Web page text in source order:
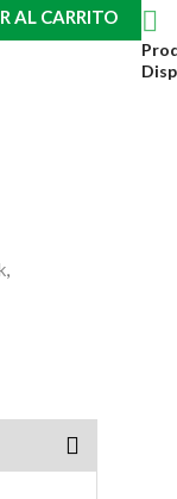
AL CARRITO 
,